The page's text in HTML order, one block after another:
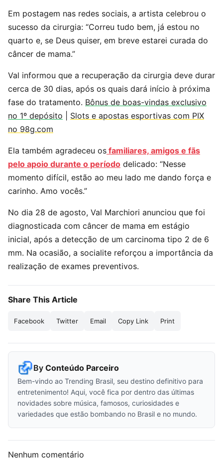
Em postagem nas redes sociais, a artista celebrou o
sucesso da cirurgia: “Correu tudo bem, já estou no
quarto e, se Deus quiser, em breve estarei curada do
câncer de mama.”
Val informou que a recuperação da cirurgia deve durar
cerca de 30 dias, após os quais dará início à próxima
fase do tratamento. Bônus de boas-vindas exclusivo
no 1º depósito
Slots e apostas esportivas com PIX
no 98g.com
Ela também agradeceu os familiares, amigos e fãs
pelo apoio durante o período delicado: “Nesse
momento difícil, estão ao meu lado me dando força e
carinho. Amo vocês.”
No dia 28 de agosto, Val Marchiori anunciou que foi
diagnosticada com câncer de mama em estágio
inicial, após a detecção de um carcinoma tipo 2 de 6
mm. Na ocasião, a socialite reforçou a importância da
realização de exames preventivos.
Share This Article
Facebook Twitter Email Copy Link Print
By Conteúdo Parceiro
Bem-vindo ao Trending Brasil, seu destino definitivo para
entretenimento! Aqui, você fica por dentro das últimas
novidades sobre música, famosos, curiosidades e
variedades que estão bombando no Brasil e no mundo.
Nenhum comentário